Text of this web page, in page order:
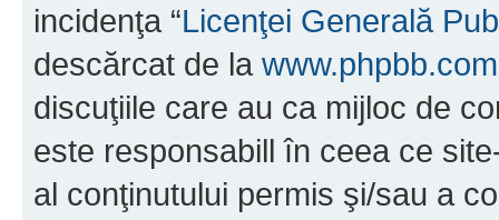
incidenţa “Licenţei Generală
descărcat de la www.phpbb.com
discuţiile care au ca mijloc de
este responsabill în ceea ce
al conţinutului permis şi/sau a